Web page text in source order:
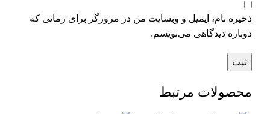
ذخیره نام، ایمیل و وبسایت من در مرورگر برای زمانی که
دوباره دیدگاهی می‌نویسم.
محصولات مرتبط